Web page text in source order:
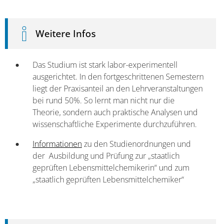
Weitere Infos
Das Studium ist stark labor-experimentell
ausgerichtet. In den fortgeschrittenen Semestern
liegt der Praxisanteil an den Lehrveranstaltungen
bei rund 50%. So lernt man nicht nur die
Theorie, sondern auch praktische Analysen und
wissenschaftliche Experimente durchzuführen.
Informationenzu den Studienordnungen und
der Ausbildung und Prüfung zur „staatlich
geprüften Lebensmittelchemikerin“ und zum
„staatlich geprüften Lebensmittelchemiker“